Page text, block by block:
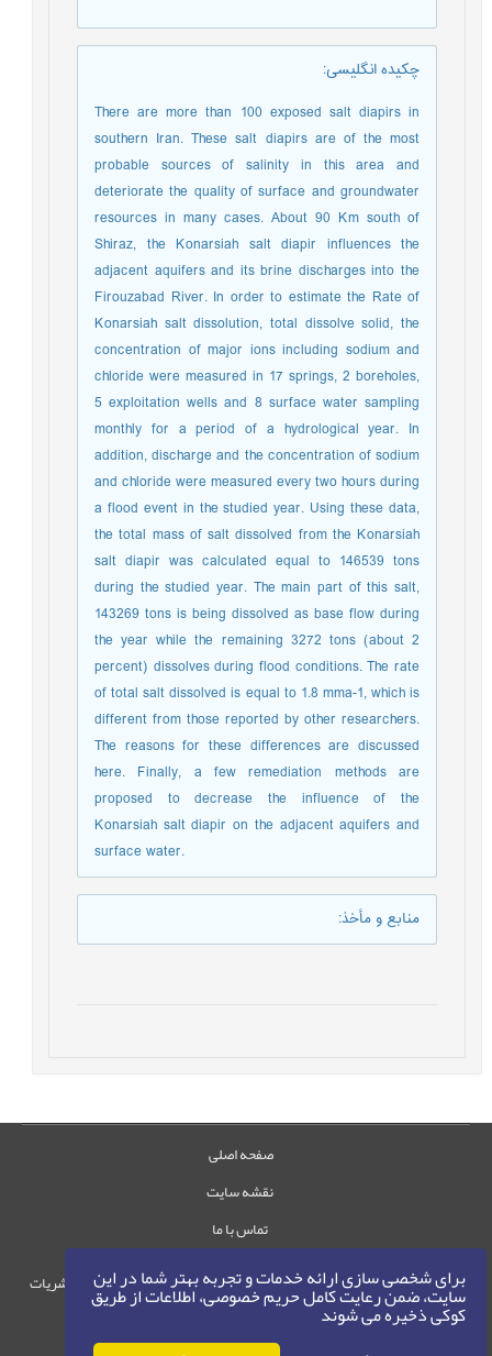
برای شخصی سازی ارائه خدمات و تجربه بهتر شما در این
سایت، ضمن رعایت کامل حریم خصوصی، اطلاعات از طریق
کوکی ذخیره می شوند
چکیده انگلیسی:
There are more than 100 exposed salt diapirs in
southern Iran. These salt diapirs are of the most
probable sources of salinity in this area and
deteriorate the quality of surface and groundwater
resources in many cases. About 90 Km south of
Shiraz, the Konarsiah salt diapir influences the
adjacent aquifers and its brine discharges into the
Firouzabad River. In order to estimate the Rate of
Konarsiah salt dissolution, total dissolve solid, the
concentration of major ions including sodium and
chloride were measured in 17 springs, 2 boreholes,
5 exploitation wells and 8 surface water sampling
monthly for a period of a hydrological year. In
addition, discharge and the concentration of sodium
and chloride were measured every two hours during
a flood event in the studied year. Using these data,
the total mass of salt dissolved from the Konarsiah
salt diapir was calculated equal to 146539 tons
during the studied year. The main part of this salt,
143269 tons is being dissolved as base flow during
the year while the remaining 3272 tons (about 2
percent) dissolves during flood conditions. The rate
of total salt dissolved is equal to 1.8 mma-1, which is
different from those reported by other researchers.
The reasons for these differences are discussed
here. Finally, a few remediation methods are
proposed to decrease the influence of the
Konarsiah salt diapir on the adjacent aquifers and
surface water.
منابع و مأخذ:
صفحه اصلی
نقشه سایت
تماس با ما
حقوق این وب‌سایت متعلق به سامانه مدیریت نشریات
رایمگ است.
حق نشر 1405-1396